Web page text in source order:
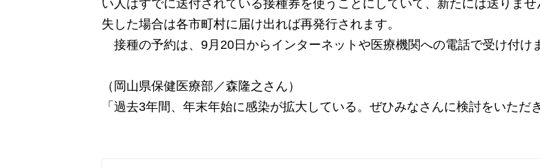
い人はすでに送付されている接種券を使うことにしていて、新たには送りませ
失した場合は各市町村に届け出れば再発行されます。
接種の予約は、9月20日からインターネットや医療機関への電話で受け付け
（岡山県保健医療部／森隆之さん）
「過去3年間、年末年始に感染が拡大している。ぜひみなさんに検討をいただ